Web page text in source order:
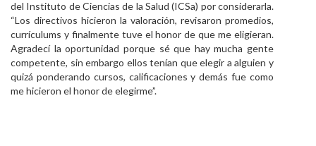
del Instituto de Ciencias de la Salud (ICSa) por considerarla.
“Los directivos hicieron la valoración, revisaron promedios,
currículums y finalmente tuve el honor de que me eligieran.
Agradecí la oportunidad porque sé que hay mucha gente
competente, sin embargo ellos tenían que elegir a alguien y
quizá ponderando cursos, calificaciones y demás fue como
me hicieron el honor de elegirme”.